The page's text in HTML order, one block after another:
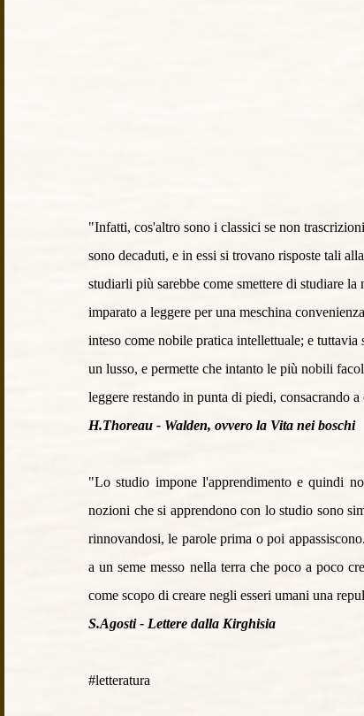
"Infatti, cos'altro sono i classici se non
sono decaduti, e in essi si trovano risposte tali
studiarli più sarebbe come smettere di studiare
imparato a leggere per una meschina
inteso come nobile pratica intellettuale; e
un lusso, e permette che intanto le più nobili
leggere restando in punta di piedi, consacrando
H.Thoreau - Walden, ovvero la Vita nei boschi
"Lo studio impone l'apprendimento e quindi
nozioni che si apprendono con lo studio sono
rinnovandosi, le parole prima o poi
a un seme messo nella terra che poco a poco
come scopo di creare negli esseri umani una
S.Agosti - Lettere dalla Kirghisia
#letteratura